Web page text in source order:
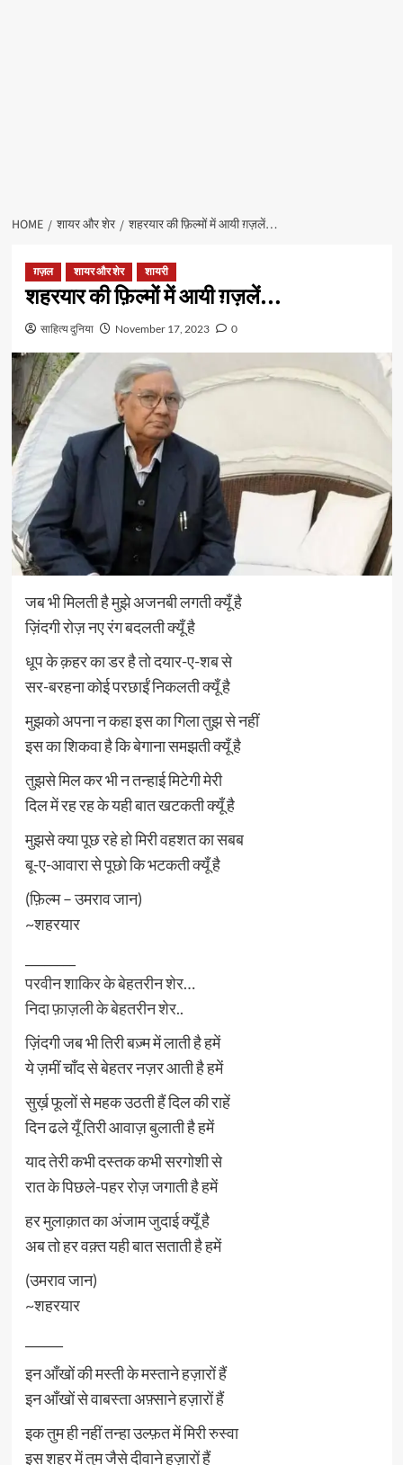
HOME शायर और शेर शहरयार की फ़िल्मों में आयी ग़ज़लें…
ग़ज़ल शायर और शेर शायरी
शहरयार की फ़िल्मों में आयी ग़ज़लें…
साहित्य दुनिया November 17, 2023 0
जब भी मिलती है मुझे अजनबी लगती क्यूँ है
ज़िंदगी रोज़ नए रंग बदलती क्यूँ है
धूप के क़हर का डर है तो दयार-ए-शब से
सर-बरहना कोई परछाईं निकलती क्यूँ है
मुझको अपना न कहा इस का गिला तुझ से नहीं
इस का शिकवा है कि बेगाना समझती क्यूँ है
तुझसे मिल कर भी न तन्हाई मिटेगी मेरी
दिल में रह रह के यही बात खटकती क्यूँ है
मुझसे क्या पूछ रहे हो मिरी वहशत का सबब
बू-ए-आवारा से पूछो कि भटकती क्यूँ है
(फ़िल्म – उमराव जान)
~शहरयार
परवीन शाकिर के बेहतरीन शेर…
निदा फ़ाज़ली के बेहतरीन शेर..
ज़िंदगी जब भी तिरी बज़्म में लाती है हमें
ये ज़मीं चाँद से बेहतर नज़र आती है हमें
सुर्ख़ फूलों से महक उठती हैं दिल की राहें
दिन ढले यूँ तिरी आवाज़ बुलाती है हमें
याद तेरी कभी दस्तक कभी सरगोशी से
रात के पिछले-पहर रोज़ जगाती है हमें
हर मुलाक़ात का अंजाम जुदाई क्यूँ है
अब तो हर वक़्त यही बात सताती है हमें
(उमराव जान)
~शहरयार
इन आँखों की मस्ती के मस्ताने हज़ारों हैं
इन आँखों से वाबस्ता अफ़्साने हज़ारों हैं
इक तुम ही नहीं तन्हा उल्फ़त में मिरी रुस्वा
इस शहर में तुम जैसे दीवाने हज़ारों हैं